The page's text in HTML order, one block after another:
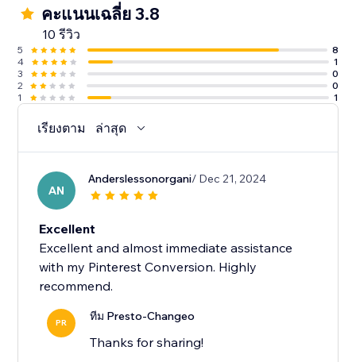
คะแนนเฉลี่ย 3.8
10 รีวิว
5
8
4
1
3
0
2
0
1
1
เรียงตาม ล่าสุด
AN
Anderslessonorgani/ Dec 21, 2024
Excellent
Excellent and almost immediate assistance
with my Pinterest Conversion. Highly
recommend.
PR ทีม Presto-Changeo
Thanks for sharing!